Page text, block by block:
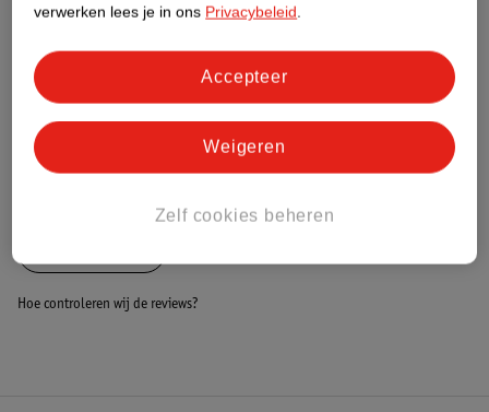
Impact Score.
Bestel & Bezorginformatie
Hoe controleren wij de reviews?
verwerken lees je in ons Privacybeleid.
Zelf cookies beheren
Weigeren
Accepteer